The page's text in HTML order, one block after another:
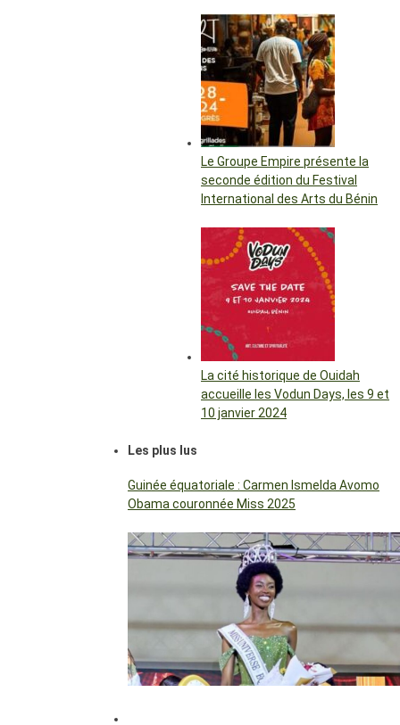
Le Groupe Empire présente la
seconde édition du Festival
International des Arts du Bénin
La cité historique de Ouidah
accueille les Vodun Days, les 9 et
10 janvier 2024
Les plus lus
Guinée équatoriale : Carmen Ismelda Avomo
Obama couronnée Miss 2025